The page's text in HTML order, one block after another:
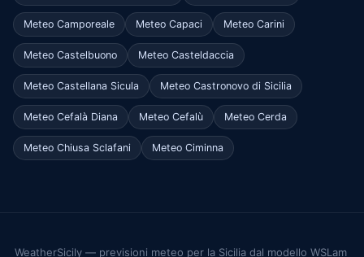
Meteo Camporeale Meteo Capaci Meteo Carini
Meteo Castelbuono Meteo Casteldaccia
Meteo Castellana Sicula Meteo Castronovo di Sicilia
Meteo Cefalà Diana Meteo Cefalù Meteo Cerda
Meteo Chiusa Sclafani Meteo Ciminna
WeatherSicily — previsioni meteo per la Sicilia dal modello WSLam